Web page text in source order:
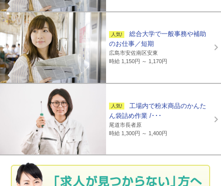
総合大学で一般事務や補助
のお仕事／短期
広島市安佐南区安東
時給 1,150円 ～ 1,170円
工場内で粉末商品のかんた
ん袋詰め作業 /･･･
尾道市長者原
時給 1,300円 ～ 1,400円